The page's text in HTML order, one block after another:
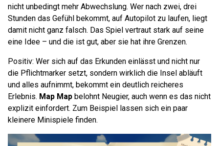
nicht unbedingt mehr Abwechslung. Wer nach zwei, drei
Stunden das Gefühl bekommt, auf Autopilot zu laufen, liegt
damit nicht ganz falsch. Das Spiel vertraut stark auf seine
eine Idee – und die ist gut, aber sie hat ihre Grenzen.
Positiv: Wer sich auf das Erkunden einlässt und nicht nur
die Pflichtmarker setzt, sondern wirklich die Insel abläuft
und alles aufnimmt, bekommt ein deutlich reicheres
Erlebnis. Map Map belohnt Neugier, auch wenn es das nicht
explizit einfordert. Zum Beispiel lassen sich ein paar
kleinere Minispiele finden.